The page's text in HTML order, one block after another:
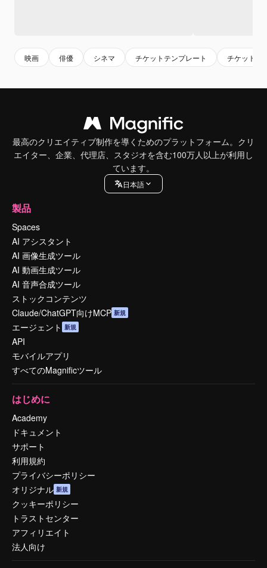
映画 俳優 シネマ チケットテンプレート チケット
最高のクリエイティブ制作を導くためのプラットフォーム。クリ
エイター、企業、代理店、スタジオを含む100万人以上が利用し
ています。
日本語
製品
Spaces
AI アシスタント
AI 画像生成ツール
AI 動画生成ツール
AI 音声合成ツール
ストックコンテンツ
Claude/ChatGPT向けMCP 新規
エージェント 新規
API
モバイルアプリ
すべてのMagnificツール
はじめに
Academy
ドキュメント
サポート
利用規約
プライバシーポリシー
オリジナル 新規
クッキーポリシー
トラストセンター
アフィリエイト
法人向け